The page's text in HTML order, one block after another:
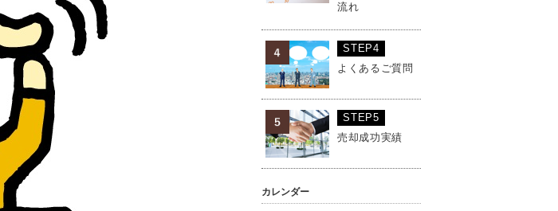
流れ
STEP4
よくあるご質問
STEP5
売却成功実績
カレンダー